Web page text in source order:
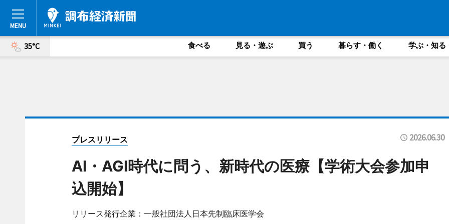
35°C 食べる 見る・遊ぶ 買う 暮らす・働く 学ぶ・知る
プレスリリース 2026.06.30
AI・AGI時代に問う、新時代の医療【学術大会参加申
込開始】
リリース発行企業：一般社団法人日本先制臨床医学会